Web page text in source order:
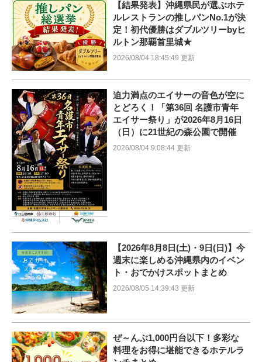
【結果発表】沖縄県民が選ぶホテ
ルレストランの推しパンNo.1が決
定！初代優勝はダブルツリーbyヒ
ルトン那覇首里城★
2026/08/04 18:45:49 更新
迫力満点のエイサーの音色が空に
とどろく！「第36回 名護市青年
エイサー祭り」が2026年8月16日
（日）に21世紀の森公園で開催
2026/08/04 9:08:44 更新
【2026年8月8日(土)・9日(日)】今
週末に楽しめる沖縄県内のイベン
ト・おでかけスポットまとめ
2026/08/05 14:39:43 更新
ぜ～んぶ1,000円台以下！多彩な
料理をお得に堪能できるホテルラ